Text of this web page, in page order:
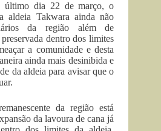
último dia 22 de março, o
aldeia Takwara ainda não
da região além de
dentro dos limites
a comunidade e desta
ainda mais desinibida e
da aldeia para avisar que o
da região está
da lavoura de cana já